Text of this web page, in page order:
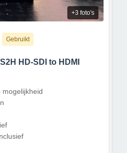
+3 foto's
Gebruikt
HD-SDI to HDMI